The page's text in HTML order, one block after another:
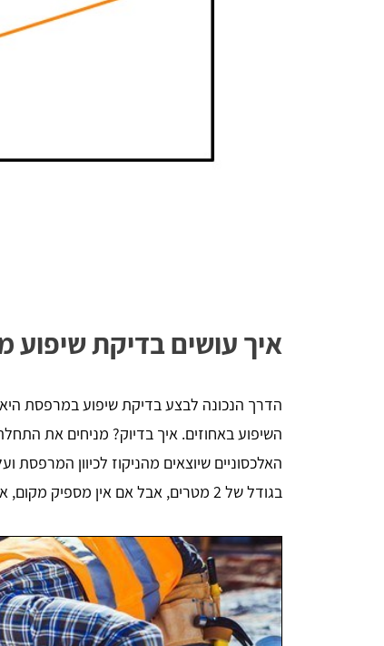
איך עושים בדיקת
הדרך הנכונה לבצע בדיקת שיפוע במרפסת
השיפוע באחוזים. איך בדיוק? מניחים את
האלכסוניים שיוצאים מהניקוז לכיוון
בגודל של 2 מטרים, אבל אם אין מספיק מקום, אפשר עם פלס בגודל 1.20, 80 וכן הלאה.